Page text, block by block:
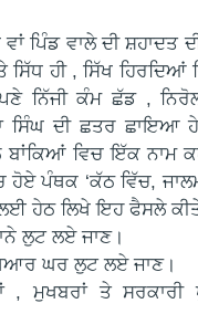
ਵਾਂ ਪਿੰਡ ਵਾਲੇ ਦੀ
ਸਿੱਧ ਹੀ , ਸਿੱਖ
ਨਿੱਜੀ ਕੰਮ ਛੱਡ ,
ਸਿੰਘ ਦੀ ਛਤਰ
ਵਿਚ ਇੱਕ ਨਾਮ
ਹੋਏ ਪੰਥਕ ‘ਕੱਠ ਵਿੱਚ,
ਹੇਠ ਲਿਖੇ ਇਹ ਫੈਸਲੇ
ਲੁਟ ਲਏ ਜਾਣ।
ਘਰ ਲੁਟ ਲਏ ਜਾਣ।
, ਮੁਖਬਰਾਂ ਤੇ ਸਰਕਾਰੀ